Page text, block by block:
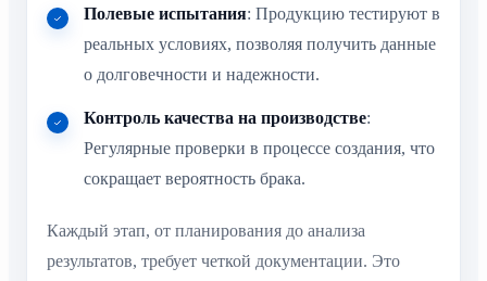
Полевые испытания: Продукцию тестируют в
реальных условиях, позволяя получить данные
о долговечности и надежности.
Контроль качества на производстве:
Регулярные проверки в процессе создания, что
сокращает вероятность брака.
Каждый этап, от планирования до анализа
результатов, требует четкой документации. Это